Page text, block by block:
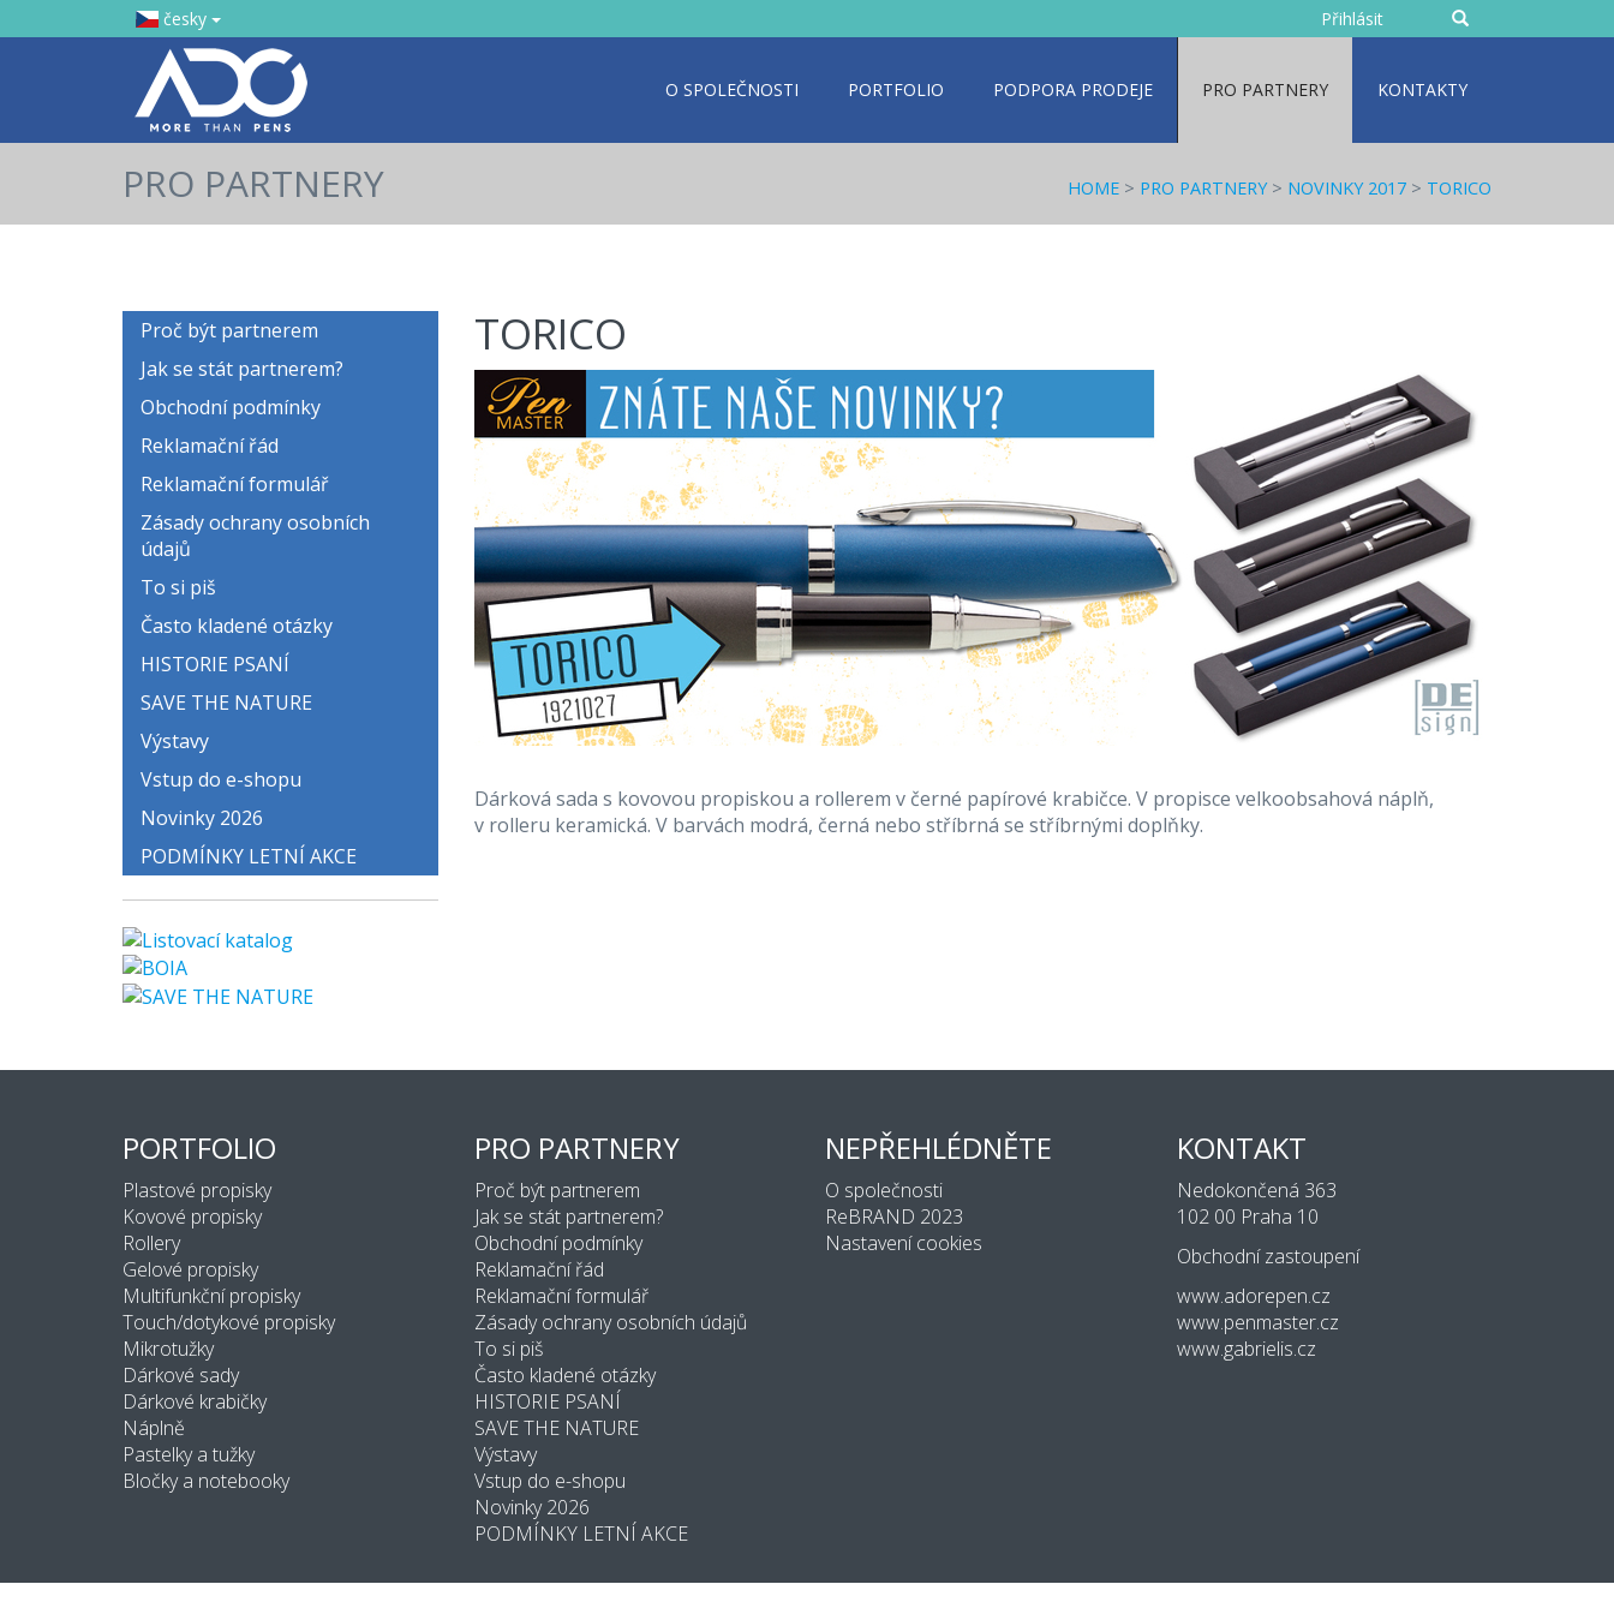
česky
Zadejte
text
Přihlásit
O SPOLEČNOSTI PORTFOLIO PODPORA PRODEJE PRO PARTNERY KONTAKTY
PRO PARTNERY HOME > PRO PARTNERY> NOVINKY 2017 > TORICO
Proč být partnerem
Jak se stát partnerem?
Obchodní podmínky
Reklamační řád
Reklamační formulář
Zásady ochrany osobních
údajů
To si piš
Často kladené otázky
HISTORIE PSANÍ
SAVE THE NATURE
Výstavy
Vstup do e-shopu
Novinky 2026
PODMÍNKY LETNÍ AKCE
TORICO
Dárková sada s kovovou propiskou a rollerem v černé papírové krabičce. V propisce velkoobsahová náplň,
v rolleru keramická. V barvách modrá, černá nebo stříbrná se stříbrnými doplňky.
PORTFOLIO
Plastové propisky
Kovové propisky
Rollery
Gelové propisky
Multifunkční propisky
Touch/dotykové propisky
Mikrotužky
Dárkové sady
Dárkové krabičky
Náplně
Pastelky a tužky
Bločky a notebooky
PRO PARTNERY
Proč být partnerem
Jak se stát partnerem?
Obchodní podmínky
Reklamační řád
Reklamační formulář
Zásady ochrany osobních údajů
To si piš
Často kladené otázky
HISTORIE PSANÍ
SAVE THE NATURE
Výstavy
Vstup do e-shopu
Novinky 2026
PODMÍNKY LETNÍ AKCE
NEPŘEHLÉDNĚTE
O společnosti
ReBRAND 2023
Nastavení cookies
KONTAKT
Nedokončená 363
102 00 Praha 10
Obchodní zastoupení
www.adorepen.cz
www.penmaster.cz
www.gabrielis.cz